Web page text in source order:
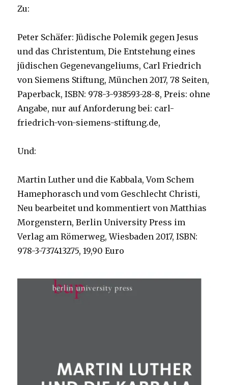
Zu:
Peter Schäfer: Jüdische Polemik gegen Jesus
und das Christentum, Die Entstehung eines
jüdischen Gegenevangeliums, Carl Friedrich
von Siemens Stiftung, München 2017, 78 Seiten,
Paperback, ISBN: 978-3-938593-28-8, Preis: ohne
Angabe, nur auf Anforderung bei: carl-
friedrich-von-siemens-stiftung.de,
Und:
Martin Luther und die Kabbala, Vom Schem
Hamephorasch und vom Geschlecht Christi,
Neu bearbeitet und kommentiert von Matthias
Morgenstern, Berlin University Press im
Verlag am Römerweg, Wiesbaden 2017, ISBN:
978-3-737413275, 19,90 Euro